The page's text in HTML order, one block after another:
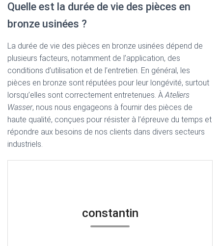
Quelle est la durée de vie des pièces en
bronze usinées ?
La durée de vie des pièces en bronze usinées dépend de
plusieurs facteurs, notamment de l’application, des
conditions d’utilisation et de l’entretien. En général, les
pièces en bronze sont réputées pour leur longévité, surtout
lorsqu’elles sont correctement entretenues. ÀAteliers
Wasser, nous nous engageons à fournir des pièces de
haute qualité, conçues pour résister à l’épreuve du temps et
répondre aux besoins de nos clients dans divers secteurs
industriels.
constantin